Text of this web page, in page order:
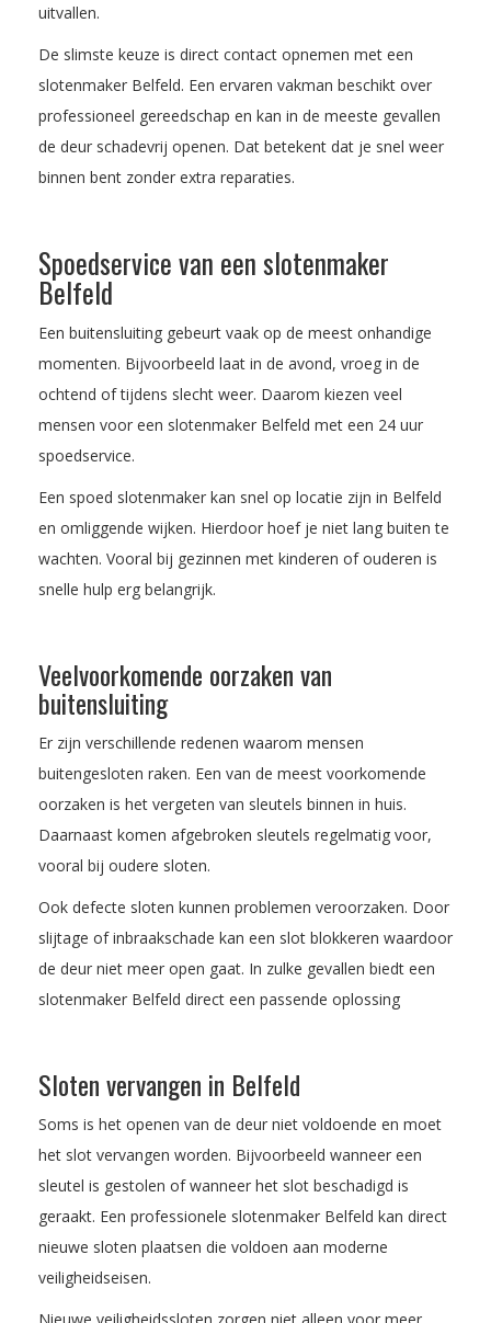
uitvallen.
De slimste keuze is direct contact opnemen met een
slotenmaker Belfeld. Een ervaren vakman beschikt over
professioneel gereedschap en kan in de meeste gevallen
de deur schadevrij openen. Dat betekent dat je snel weer
binnen bent zonder extra reparaties.
Spoedservice van een slotenmaker
Belfeld
Een buitensluiting gebeurt vaak op de meest onhandige
momenten. Bijvoorbeeld laat in de avond, vroeg in de
ochtend of tijdens slecht weer. Daarom kiezen veel
mensen voor een slotenmaker Belfeld met een 24 uur
spoedservice.
Een spoed slotenmaker kan snel op locatie zijn in Belfeld
en omliggende wijken. Hierdoor hoef je niet lang buiten te
wachten. Vooral bij gezinnen met kinderen of ouderen is
snelle hulp erg belangrijk.
Veelvoorkomende oorzaken van
buitensluiting
Er zijn verschillende redenen waarom mensen
buitengesloten raken. Een van de meest voorkomende
oorzaken is het vergeten van sleutels binnen in huis.
Daarnaast komen afgebroken sleutels regelmatig voor,
vooral bij oudere sloten.
Ook defecte sloten kunnen problemen veroorzaken. Door
slijtage of inbraakschade kan een slot blokkeren waardoor
de deur niet meer open gaat. In zulke gevallen biedt een
slotenmaker Belfeld direct een passende oplossing
Sloten vervangen in Belfeld
Soms is het openen van de deur niet voldoende en moet
het slot vervangen worden. Bijvoorbeeld wanneer een
sleutel is gestolen of wanneer het slot beschadigd is
geraakt. Een professionele slotenmaker Belfeld kan direct
nieuwe sloten plaatsen die voldoen aan moderne
veiligheidseisen.